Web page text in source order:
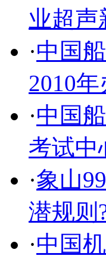
业超声
·中国
2010年
·中国
考试中
·象山
潜规则
·中国